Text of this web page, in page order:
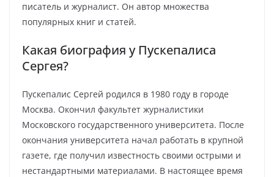
писатель и журналист. Он автор множества
популярных книг и статей.
Какая биография у Пускепалиса
Сергея?
Пускепалис Сергей родился в 1980 году в городе
Москва. Окончил факультет журналистики
Московского государственного университета. После
окончания университета начал работать в крупной
газете, где получил известность своими острыми и
нестандартными материалами. В настоящее время